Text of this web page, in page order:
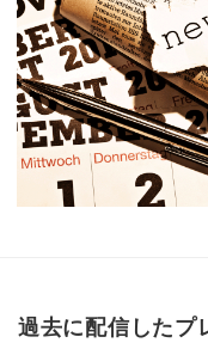
過去に配信したプ